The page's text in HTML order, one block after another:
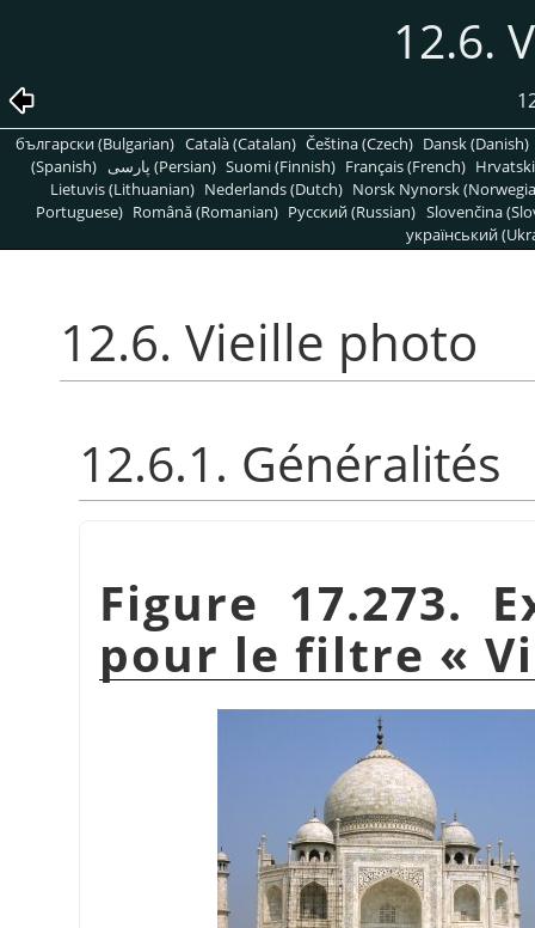
12.6.
български (Bulgarian) Català (Catalan) Čeština (Czech) Dansk (Danish)
(Spanish)
پارسی (Persian) Suomi (Finnish) Français (French)
Lietuvis (Lithuanian) Nederlands (Dutch) Norsk Nynorsk
Portuguese) Română (Romanian) Pусский (Russian) Slovenčina
український
12.6. Vieille photo
12.6.1. Généralités
Figure 17.273.
pour le filtre «